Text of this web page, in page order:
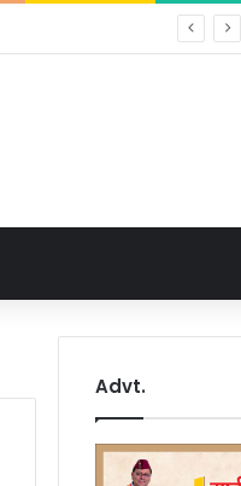
Advt.